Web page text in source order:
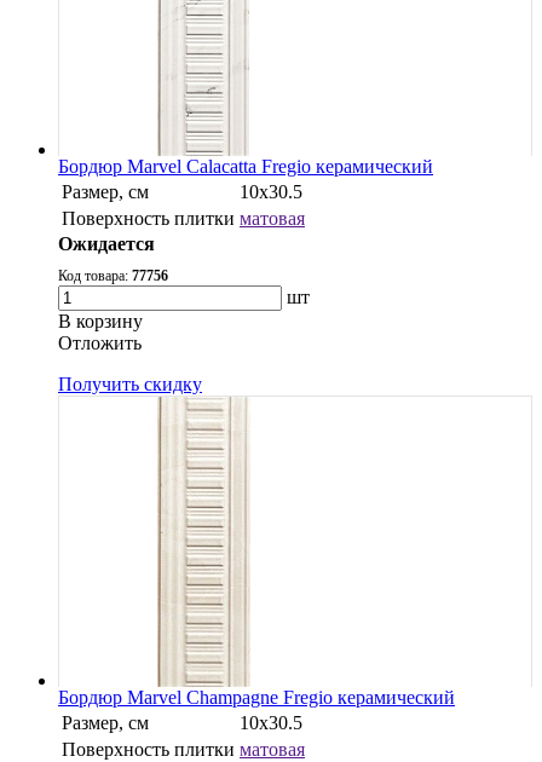
Бордюр Marvel Calacatta Fregio керамический
Размер, см
10x30.5
Поверхность плитки матовая
Ожидается
Код товара: 77756
шт
В корзину
Oтложить
Получить скидку
Бордюр Marvel Champagne Fregio керамический
Размер, см
10x30.5
Поверхность плитки матовая